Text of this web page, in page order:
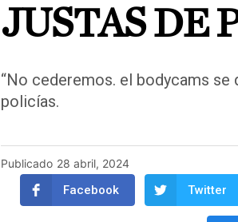
JUSTAS DE
“No cederemos. el bodycams se
policías.
Publicado 28 abril, 2024
Facebook Twitter